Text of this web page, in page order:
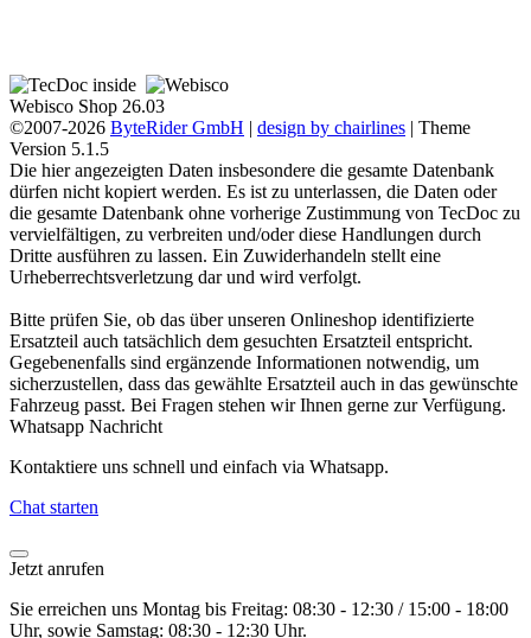
Webisco Shop 26.03
©2007-2026 ByteRider GmbH | design by chairlines | Theme
Version 5.1.5
Die hier angezeigten Daten insbesondere die gesamte Datenbank
dürfen nicht kopiert werden. Es ist zu unterlassen, die Daten oder
die gesamte Datenbank ohne vorherige Zustimmung von TecDoc zu
vervielfältigen, zu verbreiten und/oder diese Handlungen durch
Dritte ausführen zu lassen. Ein Zuwiderhandeln stellt eine
Urheberrechtsverletzung dar und wird verfolgt.
Bitte prüfen Sie, ob das über unseren Onlineshop identifizierte
Ersatzteil auch tatsächlich dem gesuchten Ersatzteil entspricht.
Gegebenenfalls sind ergänzende Informationen notwendig, um
sicherzustellen, dass das gewählte Ersatzteil auch in das gewünschte
Fahrzeug passt. Bei Fragen stehen wir Ihnen gerne zur Verfügung.
Whatsapp Nachricht
Kontaktiere uns schnell und einfach via Whatsapp.
Chat starten
Jetzt anrufen
Sie erreichen uns Montag bis Freitag: 08:30 - 12:30 / 15:00 - 18:00
Uhr, sowie Samstag: 08:30 - 12:30 Uhr.